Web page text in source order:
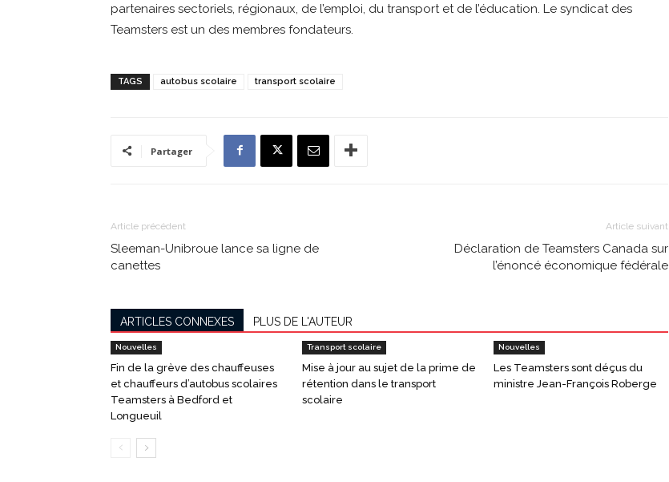
partenaires sectoriels, régionaux, de l’emploi, du transport et de l’éducation. Le syndicat des
Teamsters est un des membres fondateurs.
TAGS autobus scolaire transport scolaire
Partager
Article précédent
Sleeman-Unibroue lance sa ligne de
canettes
Article suivant
Déclaration de Teamsters Canada sur
l’énoncé économique fédérale
ARTICLES CONNEXES PLUS DE L'AUTEUR
Nouvelles
Fin de la grève des chauffeuses
et chauffeurs d’autobus scolaires
Teamsters à Bedford et
Longueuil
Transport scolaire
Mise à jour au sujet de la prime de
rétention dans le transport
scolaire
Nouvelles
Les Teamsters sont déçus du
ministre Jean-François Roberge